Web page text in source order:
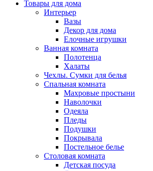
Товары для дома
Интерьер
Вазы
Декор для дома
Елочные игрушки
Ванная комната
Полотенца
Халаты
Чехлы. Сумки для белья
Спальная комната
Махровые простыни
Наволочки
Одеяла
Пледы
Подушки
Покрывала
Постельное белье
Столовая комната
Детская посуда